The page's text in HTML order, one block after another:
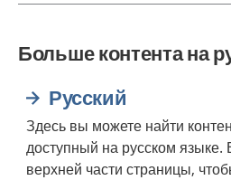
Больше контента на
Русский
Здесь вы можете найти
доступный на русском языке.
верхней части страницы,